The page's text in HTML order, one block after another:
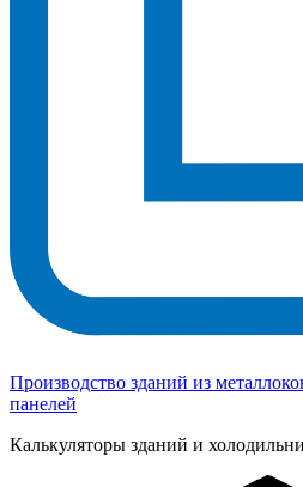
Производство зданий из
панелей
Калькуляторы зданий и